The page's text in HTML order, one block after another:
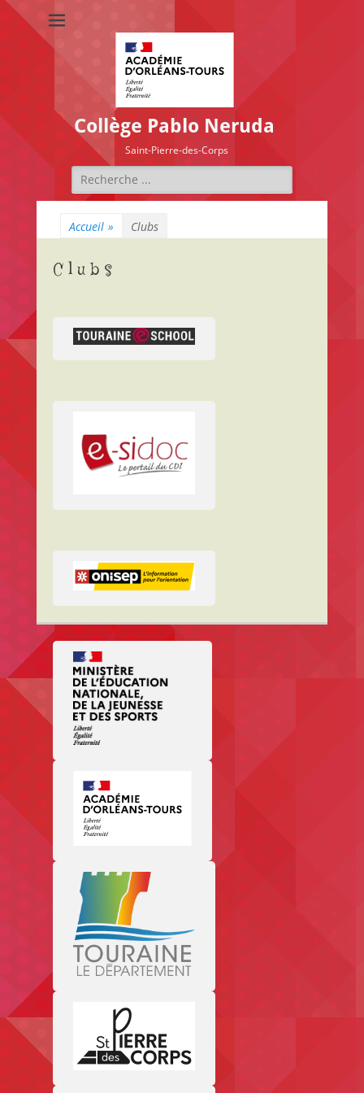
Collège Pablo Neruda
Saint-Pierre-des-Corps
Rechercher :
Accueil » Clubs
Clubs